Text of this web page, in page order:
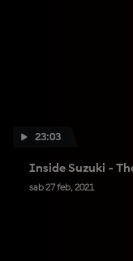
23:03
Inside Suzuki -
sab 27 feb, 2021